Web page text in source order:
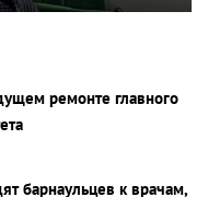
ремонте главного
барнаульцев к врачам,